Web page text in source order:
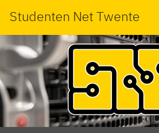
Studenten Net Twente